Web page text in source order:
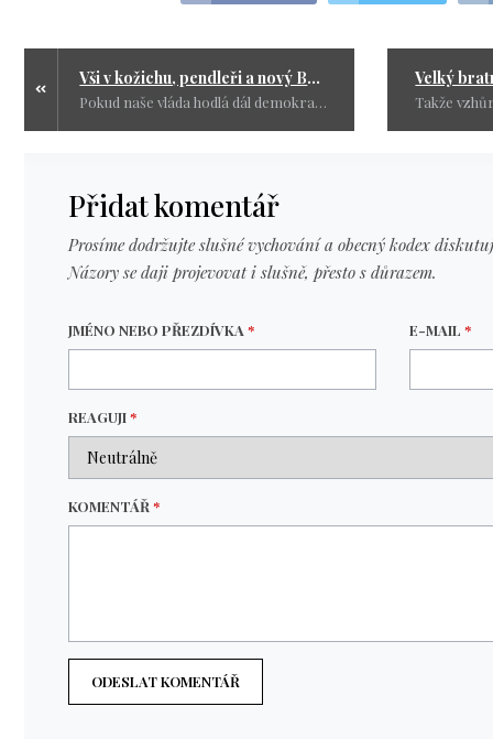
Vši v kožichu, pendleři a nový Babylon: Kdo je tady vlastně doma?
Pokud naše vláda hodlá dál demokraticky lelkovat a sponzorovat tuhle rozmařilost, ať si nachystá hodně dobré vysvětlení. My už totiž tupé stádo být odmítáme.
Přidat komentář
Prosíme dodržujte slušné vychování a obecný kodex
Názory se daji projevovat i slušně, přesto s důrazem.
JMÉNO NEBO PŘEZDÍVKA* E-MAIL*
REAGUJI*
KOMENTÁŘ*
ODESLAT KOMENTÁŘ